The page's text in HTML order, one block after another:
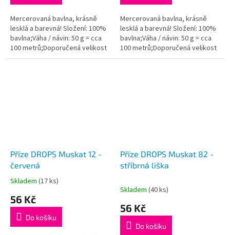
Mercerovaná bavlna, krásně
lesklá a barevná! Složení: 100%
bavlna;Váha / návin: 50 g = cca
100 metrů;Doporučená velikost
jehlic / háčku: 4 mm. Instagram:...
Mercerovaná bavlna, krásně
lesklá a barevná! Složení: 100%
bavlna;Váha / návin: 50 g = cca
100 metrů;Doporučená velikost
jehlic / háčku: 4 mm. Instagram:...
Příze DROPS Muskat 12 -
červená
Průměrné
produktu
5,0
Skladem (17 ks)
56 Kč
Do košíku
Příze DROPS Muskat 82 -
stříbrná liška
Skladem (40 ks)
56 Kč
Do košíku